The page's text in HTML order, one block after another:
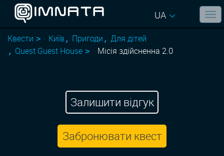
UA
Квести Київ Пригоди
Для дітей
Quest Guest House
Місія здійсненна 2.0
Залишити відгук
Забронювати квест